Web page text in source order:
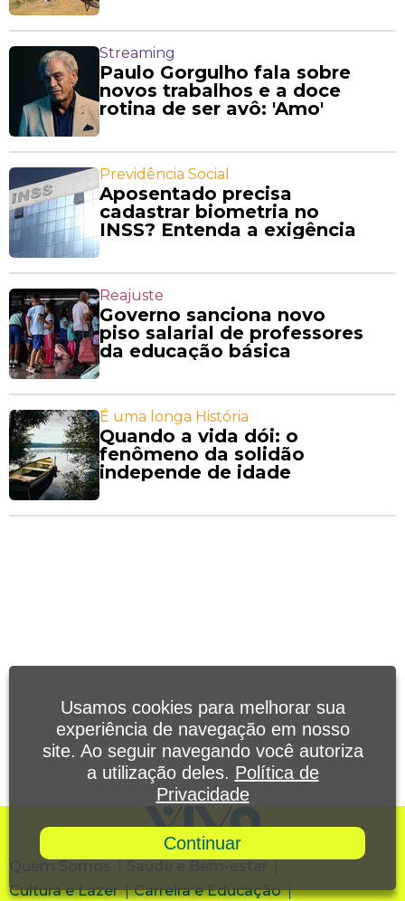
Streaming
Paulo Gorgulho fala sobre
novos trabalhos e a doce
rotina de ser avô: 'Amo'
Previdência Social
Aposentado precisa
cadastrar biometria no
INSS? Entenda a exigência
Reajuste
Governo sanciona novo
piso salarial de professores
da educação básica
É uma longa História
Quando a vida dói: o
fenômeno da solidão
independe de idade
Quem Somos
Saúde e Bem-estar
Cultura e Lazer
Carreira e Educação
Usamos cookies para melhorar sua
experiência de navegação em nosso
site. Ao seguir navegando você autoriza
a utilização deles. Política de
Privacidade
Continuar